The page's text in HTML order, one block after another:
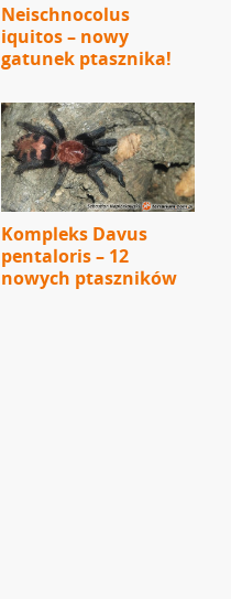
Neischnocolus
iquitos – nowy
gatunek ptasznika!
Kompleks Davus
pentaloris – 12
nowych ptaszników